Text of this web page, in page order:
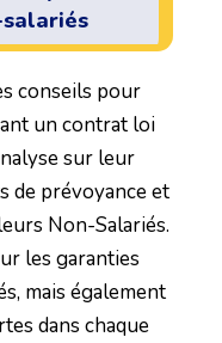
conseils pour
un contrat loi
sur leur
de prévoyance et
Non-Salariés.
les garanties
mais également
dans chaque